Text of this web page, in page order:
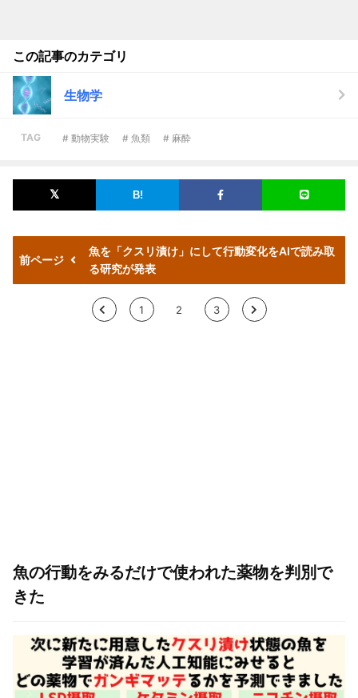
この記事のカテゴリ
生物学
TAG # 動物実験 # 魚類 # 麻酔
前ページ
魚を「クスリ漬け」にして行動変化をAIで読み取
る研究が発表
< 1 2 3 >
魚の行動をみるだけで使われた薬物を判別で
きた